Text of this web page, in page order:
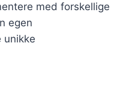
med forskellige
egen
unikke